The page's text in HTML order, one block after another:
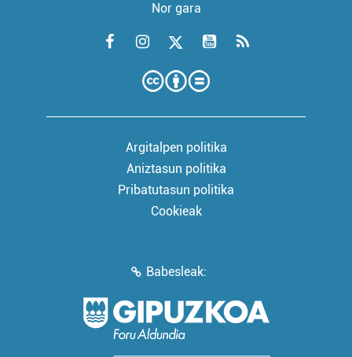
Nor gara
Argitalpen politika
Aniztasun politika
Pribatutasun politika
Cookieak
Babesleak: